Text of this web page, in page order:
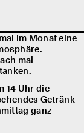
im Monat eine
mal
14 Uhr die
Getränk
ganz